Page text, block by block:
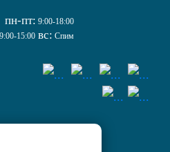
пн-пт: 9:00-18:00
9:00-15:00вс: Спим